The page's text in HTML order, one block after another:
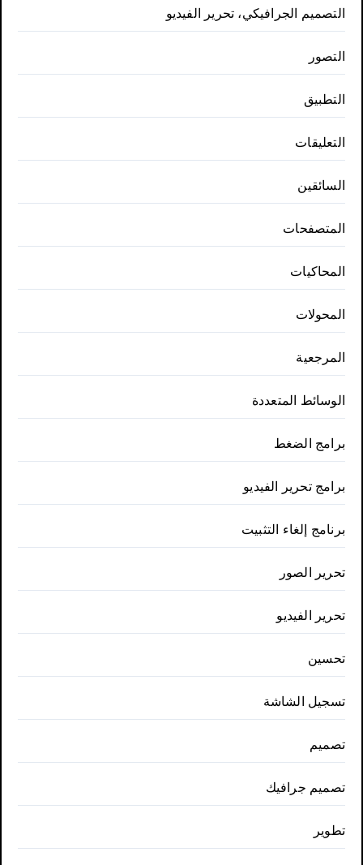
التصميم الجرافيكي، تحرير الفيديو
التصور
التطبيق
التعليقات
السائقين
المتصفحات
المحاكيات
المحولات
المرجعية
الوسائط المتعددة
برامج الضغط
برامج تحرير الفيديو
برنامج إلغاء التثبيت
تحرير الصور
تحرير الفيديو
تحسين
تسجيل الشاشة
تصميم
تصميم جرافيك
تطوير